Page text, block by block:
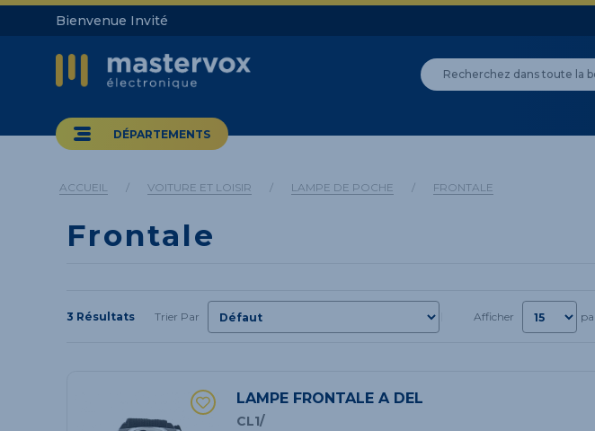
Bienvenue Invité
DÉPARTEMENTS
ACCUEIL / VOITURE ET LOISIR / LAMPE DE POCHE / FRONTALE
Frontale
3 Résultats Trier Par Afficher
LAMPE FRONTALE A DEL
CL1/